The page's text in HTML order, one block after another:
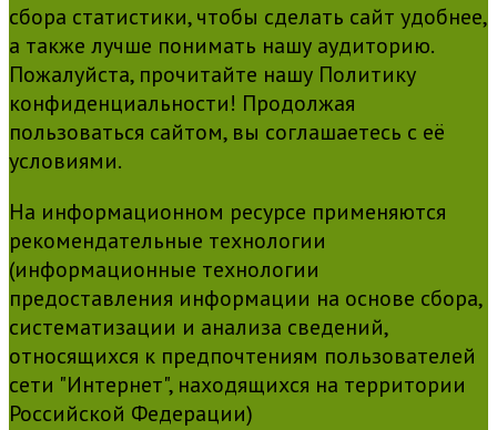
сбора статистики, чтобы сделать сайт удобнее,
а также лучше понимать нашу аудиторию.
Пожалуйста, прочитайте нашу Политику
конфиденциальности! Продолжая
пользоваться сайтом, вы соглашаетесь с её
условиями.
На информационном ресурсе применяются
рекомендательные технологии
(информационные технологии
предоставления информации на основе сбора,
систематизации и анализа сведений,
относящихся к предпочтениям пользователей
сети "Интернет", находящихся на территории
Российской Федерации)